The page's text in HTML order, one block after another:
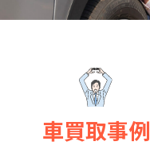
車買取事例